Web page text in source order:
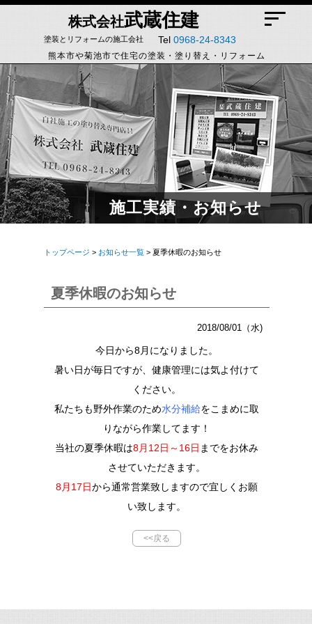
塗装とリフォームの施工会社
株式会社武蔵住建
熊本市や菊池市で住宅の塗装・塗り替え・リフォーム
Tel 0968-24-8343
施工実績・お知らせ
トップページ > お知らせ一覧> 夏季休暇のお知らせ
夏季休暇のお知らせ
2018/08/01（水)
今日から8月になりました。
暑い日が毎日ですが、健康管理には気よ付けて
ください。
私たちも野外作業のため水分補給をこまめに取
りながら作業してます！
当社の夏季休暇は8月12日～16日 までをお休み
させていただきます。
8月17日から通常営業致しますので宜しくお願
い致します。
<<戻る